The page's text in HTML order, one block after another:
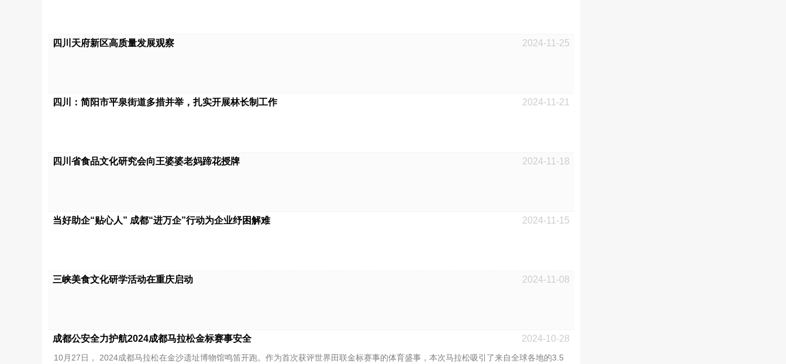
四川天府新区高质量发展观察 2024-11-25
四川：简阳市平泉街道多措并举，扎实开展林长制工作 2024-11-21
四川省食品文化研究会向王婆婆老妈蹄花授牌 2024-11-18
当好助企“贴心人” 成都“进万企”行动为企业纾困解难 2024-11-15
三峡美食文化研学活动在重庆启动 2024-11-08
​成都公安全力护航2024成都马拉松金标赛事安全 2024-10-28
10月27日， 2024成都马拉松在金沙遗址博物馆鸣笛开跑。作为首次获评世界田联金标赛事的体育盛事，本次马拉松吸引了来自全球各地的3.5